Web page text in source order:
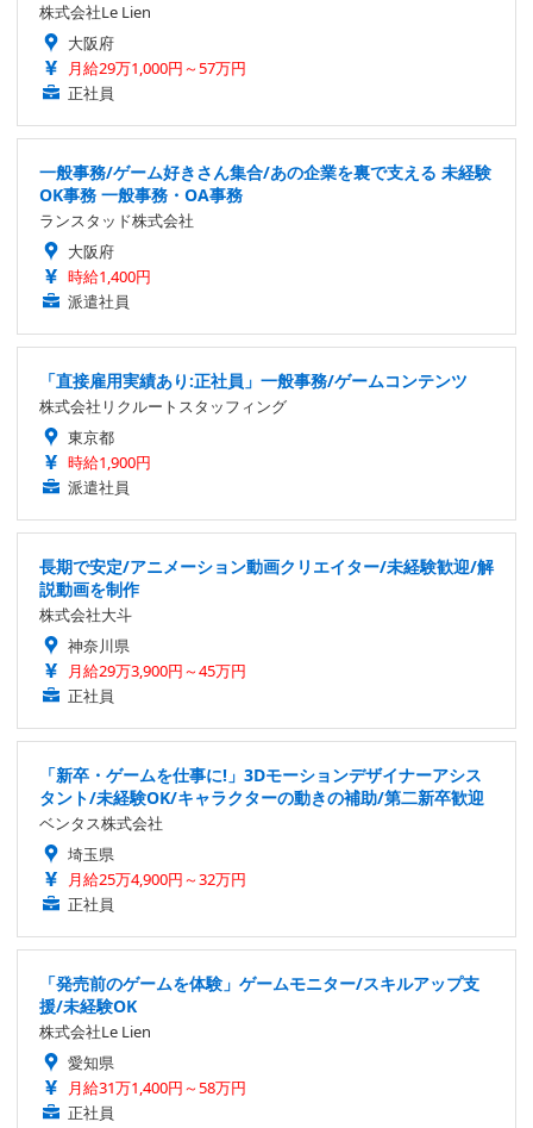
株式会社Le Lien
大阪府
月給29万1,000円～57万円
正社員
一般事務/ゲーム好きさん集合/あの企業を裏で支える 未経験
OK事務 一般事務・OA事務
ランスタッド株式会社
大阪府
時給1,400円
派遣社員
「直接雇用実績あり:正社員」一般事務/ゲームコンテンツ
株式会社リクルートスタッフィング
東京都
時給1,900円
派遣社員
長期で安定/アニメーション動画クリエイター/未経験歓迎/解
説動画を制作
株式会社大斗
神奈川県
月給29万3,900円～45万円
正社員
「新卒・ゲームを仕事に!」3Dモーションデザイナーアシス
タント/未経験OK/キャラクターの動きの補助/第二新卒歓迎
ベンタス株式会社
埼玉県
月給25万4,900円～32万円
正社員
「発売前のゲームを体験」ゲームモニター/スキルアップ支
援/未経験OK
株式会社Le Lien
愛知県
月給31万1,400円～58万円
正社員